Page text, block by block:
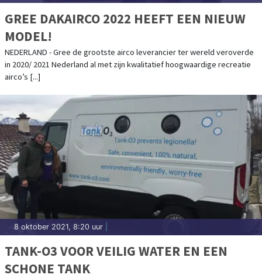
GREE DAKAIRCO 2022 HEEFT EEN NIEUW
MODEL!
NEDERLAND - Gree de grootste airco leverancier ter wereld veroverde
in 2020/ 2021 Nederland al met zijn kwalitatief hoogwaardige recreatie
airco’s [...]
8 oktober 2021, 8:20 uur
TANK-O3 VOOR VEILIG WATER EN EEN
SCHONE TANK